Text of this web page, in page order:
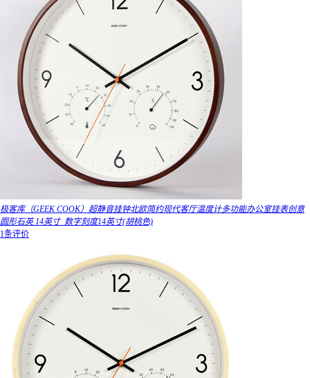
极客库（GEEK COOK）超静音挂钟北欧简约现代客厅温度计多功能办公室挂表创意
圆形石英 14英寸_数字刻度14英寸(胡桃色)
1条评价